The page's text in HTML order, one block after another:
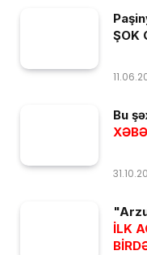
ŞOK
Bu
İLK